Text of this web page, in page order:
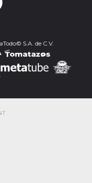
S.A. de C.V.